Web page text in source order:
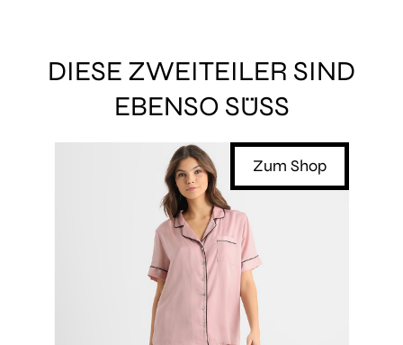
DIESE ZWEITEILER SIND
EBENSO SÜSS
Zum Shop